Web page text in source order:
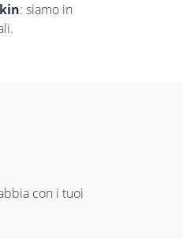
: siamo in
con i tuoi